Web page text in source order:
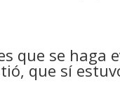
que se haga
que sí